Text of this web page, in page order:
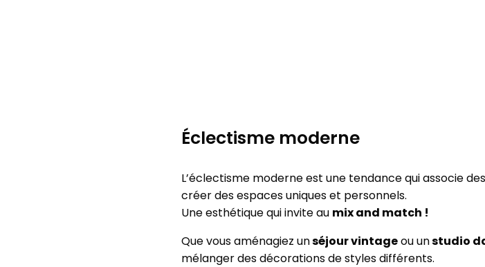
Éclectisme moderne
L’éclectisme moderne est une tendance qui associe
créer des espaces uniques et personnels.
Une esthétique qui invite au mix and match !
Que vous aménagiez unséjour vintageou unstudio
mélanger des décorations de styles différents.